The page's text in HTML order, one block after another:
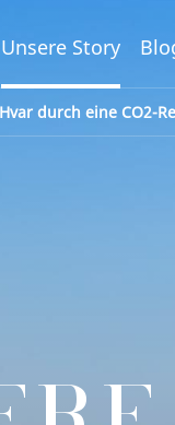
Unsere Story
durch eine CO2-